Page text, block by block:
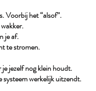
Voorbij het “alsof”.
je af.
te stromen.
jezelf nog klein houdt.
systeem werkelijk uitzendt.